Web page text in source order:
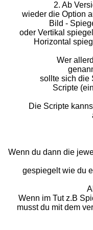
2. Ab
wieder die Option
Bild -
oder Vertikal
Horizontal
Wer
sollte sich die
Scripte
Die Scripte
Wenn du dann die
gespiegelt wie du
Wenn im Tut z.B
musst du mit dem